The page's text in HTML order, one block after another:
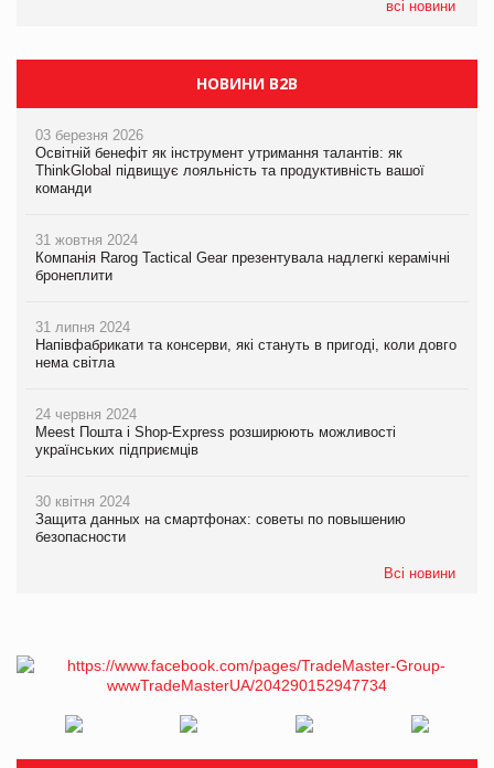
всі новини
НОВИНИ B2B
03 березня 2026
Освітній бенефіт як інструмент утримання талантів: як
ThinkGlobal підвищує лояльність та продуктивність вашої
команди
31 жовтня 2024
Компанія Rarog Tactical Gear презентувала надлегкі керамічні
бронеплити
31 липня 2024
Напівфабрикати та консерви, які стануть в пригоді, коли довго
нема світла
24 червня 2024
Meest Пошта і Shop-Express розширюють можливості
українських підприємців
30 квітня 2024
Защита данных на смартфонах: советы по повышению
безопасности
Всі новини